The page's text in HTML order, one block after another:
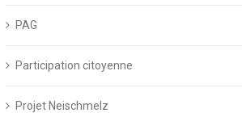
PAG
Participation citoyenne
Projet Neischmelz